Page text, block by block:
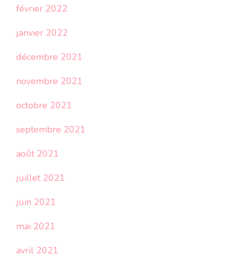
février 2022
janvier 2022
décembre 2021
novembre 2021
octobre 2021
septembre 2021
août 2021
juillet 2021
juin 2021
mai 2021
avril 2021